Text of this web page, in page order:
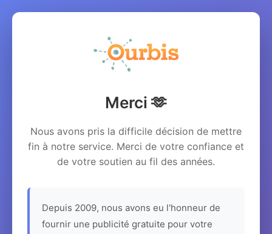
Merci 🫶
Nous avons pris la difficile décision de mettre
fin à notre service. Merci de votre confiance et
de votre soutien au fil des années.
Depuis 2009, nous avons eu l'honneur de
fournir une publicité gratuite pour votre